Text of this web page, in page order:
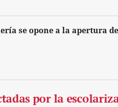
se opone a la apertura
por la